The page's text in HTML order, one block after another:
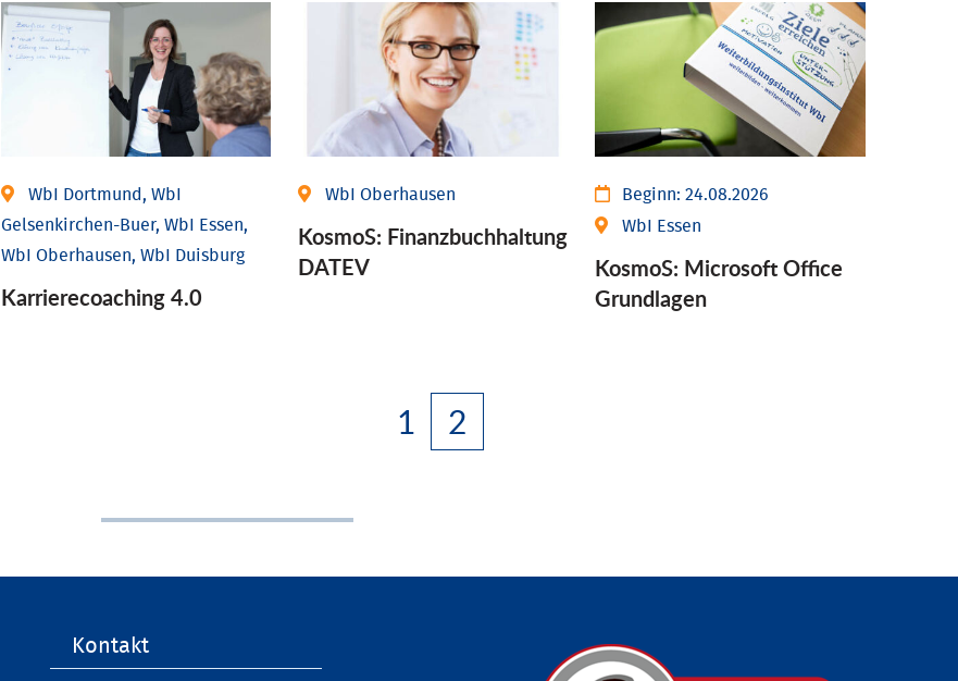
WbI Dortmund, WbI
Gelsenkirchen-Buer, WbI Essen,
WbI Oberhausen, WbI Duisburg
Karriere­coaching 4.0
WbI Oberhausen
KosmoS: Finanzbuchhaltung
DATEV
Beginn:24.08.2026
WbI Essen
KosmoS: Microsoft Office
Grund­lagen
1 2
Navigation
Kontakt